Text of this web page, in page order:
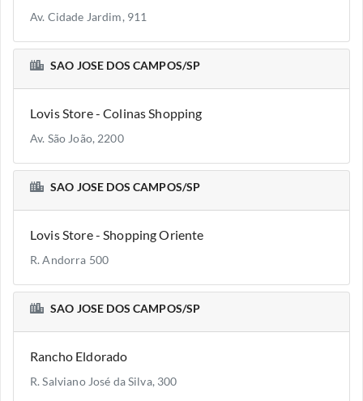
Av. Cidade Jardim, 911
SAO JOSE DOS CAMPOS/SP
Lovis Store - Colinas Shopping
Av. São João, 2200
SAO JOSE DOS CAMPOS/SP
Lovis Store - Shopping Oriente
R. Andorra 500
SAO JOSE DOS CAMPOS/SP
Rancho Eldorado
R. Salviano José da Silva, 300